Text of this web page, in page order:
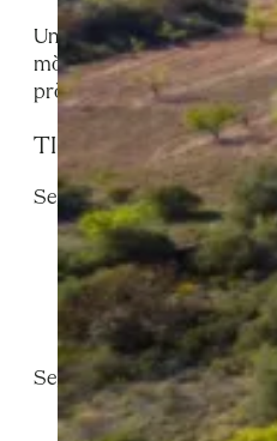
Una cookie és un petit
mòbil, tablet, etc. Aquests
pròxima visita i fer que el
TIPUS DE COOKIES
Segons l’entitat que les
Cookies pròpies:
demanat per l’ usuari.
Cookies de tercers:
les dades
Segons el termini de
Cookies de sessió: